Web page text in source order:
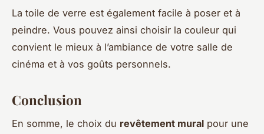
La toile de verre est également facile à poser et à
peindre. Vous pouvez ainsi choisir la couleur qui
convient le mieux à l’ambiance de votre salle de
cinéma et à vos goûts personnels.
Conclusion
En somme, le choix du revêtement mural pour une